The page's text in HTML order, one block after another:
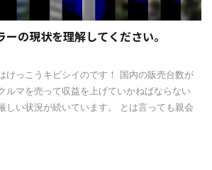
ーの現状を理解してください。
けっこうキビシイのです！ 国内の販売台数が
ルマを売って収益を上げていかねばならない
しい状況が続いています。 とは言っても親会